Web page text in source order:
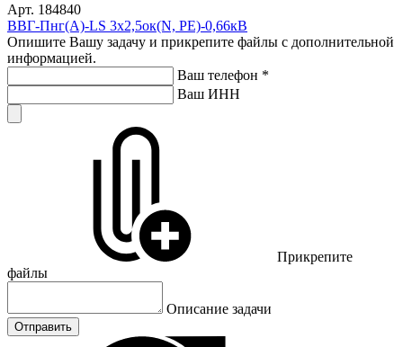
Арт. 184840
ВВГ-Пнг(А)-LS 3х2,5ок(N, PE)-0,66кВ
Опишите Вашу задачу и прикрепите файлы с дополнительной
информацией.
Ваш телефон *
Ваш ИНН
Прикрепите
файлы
Описание задачи
Отправить